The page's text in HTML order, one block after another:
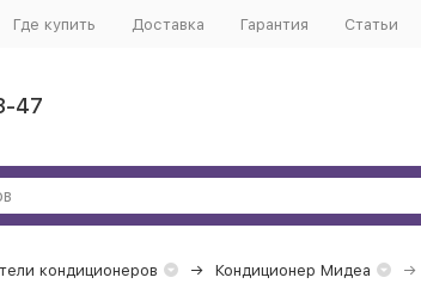
Где купить Доставка Гарантия Статьи
47
кондиционеров Кондиционер Мидеа